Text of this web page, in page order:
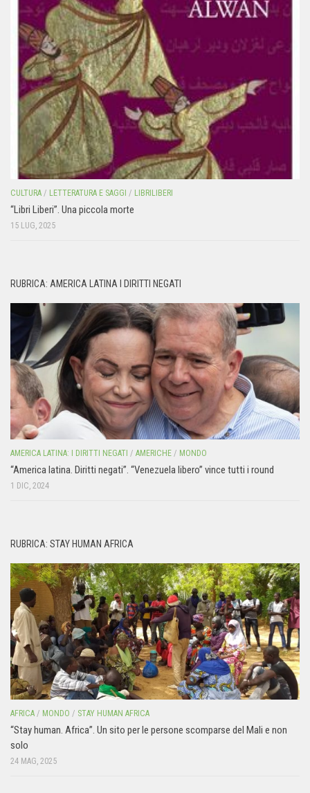
CULTURA / LETTERATURA E SAGGI / LIBRILIBERI
“Libri Liberi”. Una piccola morte
15 LUG, 2025
RUBRICA: AMERICA LATINA I DIRITTI NEGATI
AMERICA LATINA: I DIRITTI NEGATI / AMERICHE / MONDO
“America latina. Diritti negati”. “Venezuela libero” vince tutti i round
1 DIC, 2024
RUBRICA: STAY HUMAN AFRICA
AFRICA / MONDO / STAY HUMAN AFRICA
“Stay human. Africa”. Un sito per le persone scomparse del Mali e non
solo
24 MAG, 2025